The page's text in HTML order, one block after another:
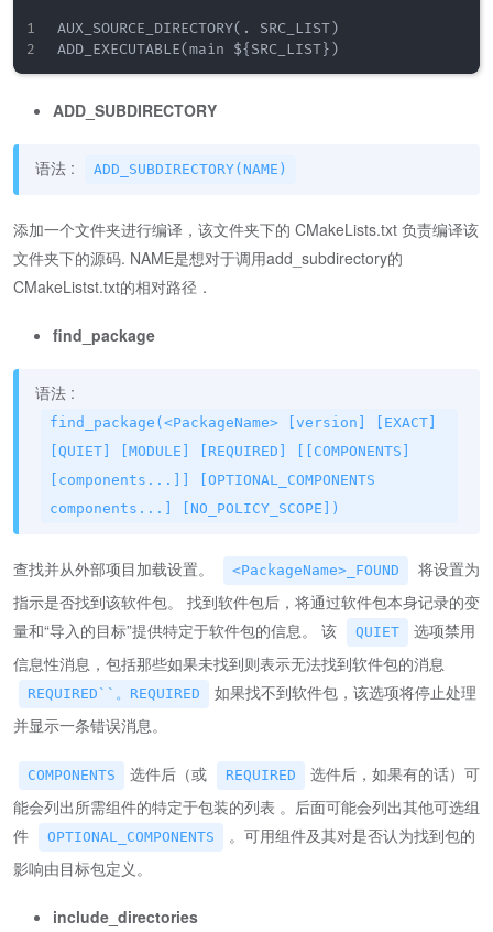
AUX_SOURCE_DIRECTORY(. SRC_LIST)
ADD_SUBDIRECTORY
语法 : ADD_SUBDIRECTORY(NAME)
添加一个文件夹进行编译，该文件夹下的 CMakeLists.txt 负责编译该
文件夹下的源码. NAME是想对于调用add_subdirectory的
CMakeListst.txt的相对路径．
find_package
语法 :
find_package(<PackageName> [version] [EXACT]
[QUIET] [MODULE] [REQUIRED] [[COMPONENTS]
[components...]] [OPTIONAL_COMPONENTS
components...] [NO_POLICY_SCOPE])
查找并从外部项目加载设置。 <PackageName>_FOUND
将设置为
指示是否找到该软件包。 找到软件包后，将通过软件包本身记录的变
量和“导入的目标”提供特定于软件包的信息。 该
QUIET
选项禁用
信息性消息，包括那些如果未找到则表示无法找到软件包的消息
REQUIRED``。REQUIRED
如果找不到软件包，该选项将停止处理
并显示一条错误消息。
COMPONENTS 选件后（或 REQUIRED
选件后，如果有的话）可
能会列出所需组件的特定于包装的列表 。后面可能会列出其他可选组
件
OPTIONAL_COMPONENTS
。可用组件及其对是否认为找到包的
影响由目标包定义。
include_directories